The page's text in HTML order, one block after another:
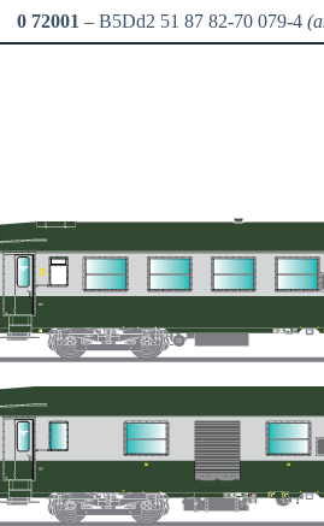
0 72001 – B5Dd2 51 87 82-70 079-4